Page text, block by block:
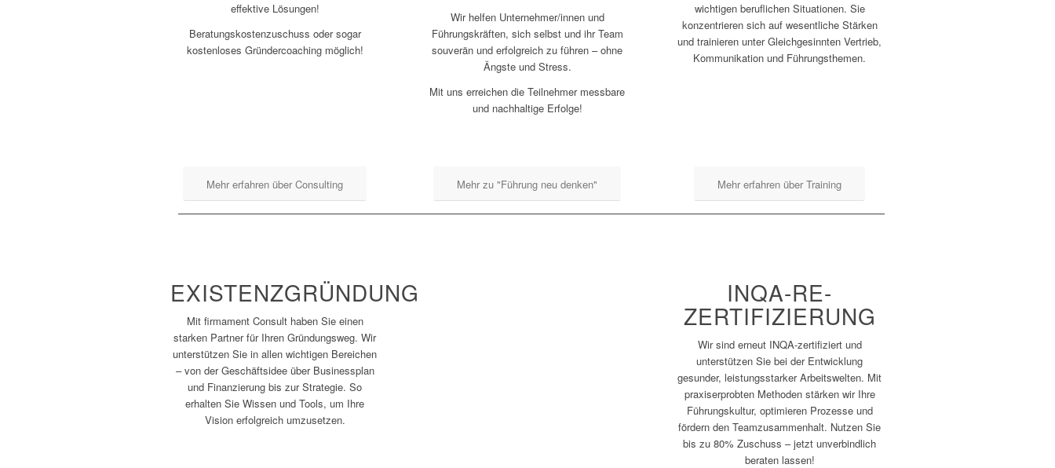
effektive Lösungen!
Beratungskostenzuschuss oder sogar
kostenloses Gründercoaching möglich!
Wir helfen Unternehmer/innen und
Führungskräften, sich selbst und ihr Team
souverän und erfolgreich zu führen – ohne
Ängste und Stress.
Mit uns erreichen die Teilnehmer messbare
und nachhaltige Erfolge!
wichtigen beruflichen Situationen. Sie
konzentrieren sich auf wesentliche Stärken
und trainieren unter Gleichgesinnten Vertrieb,
Kommunikation und Führungsthemen.
Mehr erfahren über Consulting Mehr zu "Führung neu denken" Mehr erfahren über Training
EXISTENZGRÜNDUNG
Mit firmament Consult haben Sie einen
starken Partner für Ihren Gründungsweg. Wir
unterstützen Sie in allen wichtigen Bereichen
– von der Geschäftsidee über Businessplan
und Finanzierung bis zur Strategie. So
erhalten Sie Wissen und Tools, um Ihre
Vision erfolgreich umzusetzen.
INQA-RE-
ZERTIFIZIERUNG
Wir sind erneut INQA-zertifiziert und
unterstützen Sie bei der Entwicklung
gesunder, leistungsstarker Arbeitswelten. Mit
praxiserprobten Methoden stärken wir Ihre
Führungskultur, optimieren Prozesse und
fördern den Teamzusammenhalt. Nutzen Sie
bis zu 80% Zuschuss – jetzt unverbindlich
beraten lassen!